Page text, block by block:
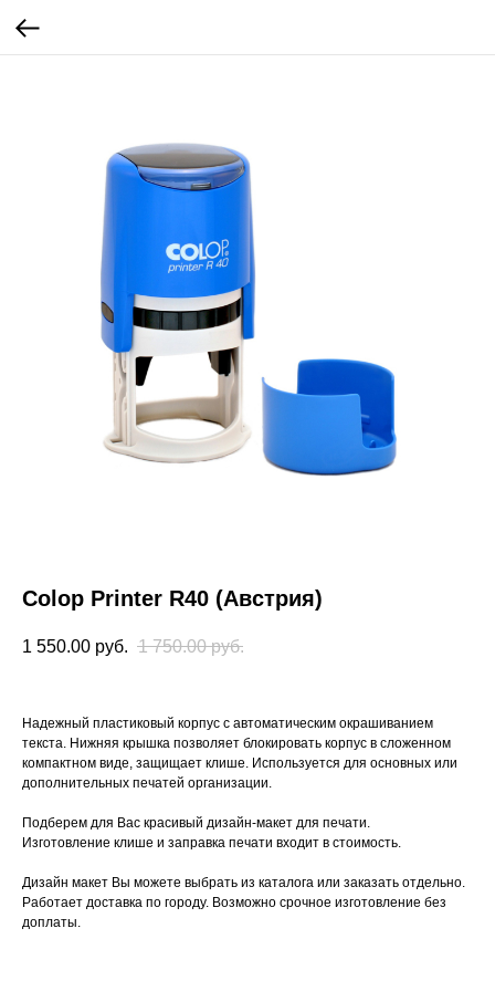
Colop Printer R40 (Австрия)
1 550.00 руб. 1 750.00 руб.
Надежный пластиковый корпус с автоматическим окрашиванием
текста. Нижняя крышка позволяет блокировать корпус в сложенном
компактном виде, защищает клише. Используется для основных или
дополнительных печатей организации.
Подберем для Вас красивый дизайн-макет для печати.
Изготовление клише и заправка печати входит в стоимость.
Дизайн макет Вы можете выбрать из каталога или заказать отдельно.
Работает доставка по городу. Возможно срочное изготовление без
доплаты.